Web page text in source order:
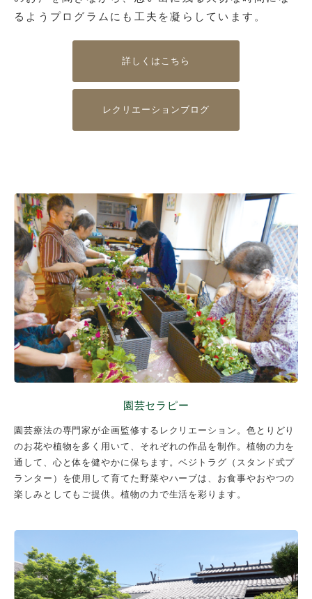
るようプログラムにも工夫を凝らしています。
詳しくはこちら
レクリエーションブログ
園芸セラピー
園芸療法の専門家が企画監修するレクリエーション。色とりどり
のお花や植物を多く用いて、それぞれの作品を制作。植物の力を
通して、心と体を健やかに保ちます。ベジトラグ（スタンド式プ
ランター）を使用して育てた野菜やハーブは、お食事やおやつの
楽しみとしてもご提供。植物の力で生活を彩ります。